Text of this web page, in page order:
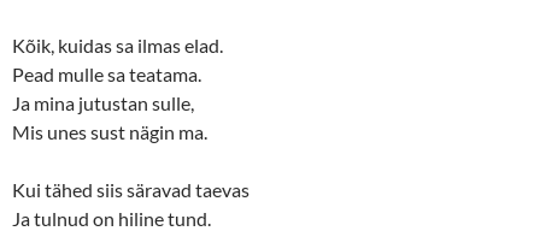
Kõik, kuidas sa ilmas elad.
Pead mulle sa teatama.
Ja mina jutustan sulle,
Mis unes sust nägin ma.
Kui tähed siis säravad taevas
Ja tulnud on hiline tund.